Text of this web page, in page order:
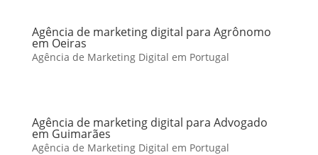
Agência de marketing digital para Agrônomo
em Oeiras
Agência de Marketing Digital em Portugal
Agência de marketing digital para Advogado
em Guimarães
Agência de Marketing Digital em Portugal